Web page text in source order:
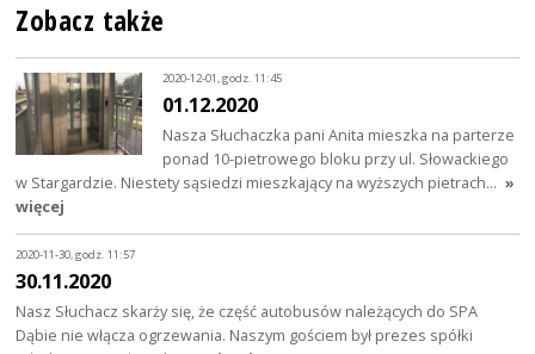
Zobacz także
2020-12-01, godz. 11:45
01.12.2020
Nasza Słuchaczka pani Anita mieszka na parterze
ponad 10-pietrowego bloku przy ul. Słowackiego
w Stargardzie. Niestety sąsiedzi mieszkający na wyższych pietrach… »
więcej
2020-11-30, godz. 11:57
30.11.2020
Nasz Słuchacz skarży się, że część autobusów należących do SPA
Dąbie nie włącza ogrzewania. Naszym gościem był prezes spółki